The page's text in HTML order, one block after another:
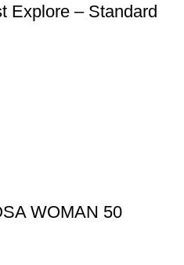
Explore – Standard
WOMAN 50